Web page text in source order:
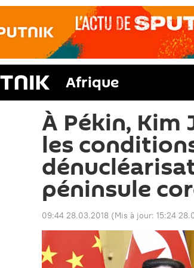
Afrique
À Pékin, Kim
les
péninsule
09:44 28.03.2018 (Mis à jour: 15:24